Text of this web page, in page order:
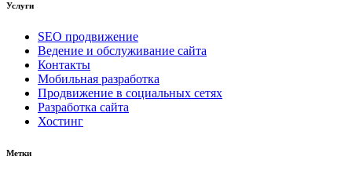
Услуги
SEO продвижение
Ведение и обслуживание сайта
Контакты
Мобильная разработка
Продвижение в социальных сетях
Разработка сайта
Хостинг
Метки